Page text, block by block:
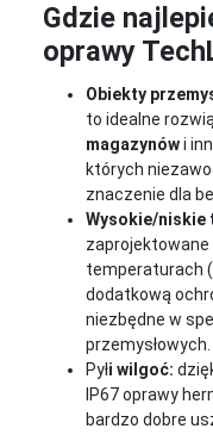
Gdzie
oprawy
Obiekty
to idealne
magazynówi
których
znaczenie dla
Wysokie/niskie
temperaturach
dodatkową
niezbędne w
przemysłowych.
Pyłi wilgoć:
IP67 oprawy
bardzo dobre